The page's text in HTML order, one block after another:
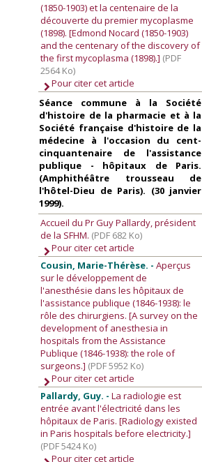
(1850-1903) et la centenaire de la
découverte du premier mycoplasme
(1898). [Edmond Nocard (1850-1903)
and the centenary of the discovery of
the first mycoplasma (1898).] (PDF
2564 Ko)
Pour citer cet article
Séance commune à la Société
d'histoire de la pharmacie et à la
Société française d'histoire de la
médecine à l'occasion du cent-
cinquantenaire de l'assistance
publique - hôpitaux de Paris.
(Amphithéâtre trousseau de
l'hôtel-Dieu de Paris). (30 janvier
1999).
Accueil du Pr Guy Pallardy, président
de la SFHM. (PDF 682 Ko)
Pour citer cet article
Cousin, Marie-Thérèse. -Aperçus
sur le développement de
l'anesthésie dans les hôpitaux de
l'assistance publique (1846-1938): le
rôle des chirurgiens. [A survey on the
development of anesthesia in
hospitals from the Assistance
Publique (1846-1938): the role of
surgeons.] (PDF 5952 Ko)
Pour citer cet article
Pallardy, Guy. -La radiologie est
entrée avant l'électricité dans les
hôpitaux de Paris. [Radiology existed
in Paris hospitals before electricity.]
(PDF 5424 Ko)
Pour citer cet article